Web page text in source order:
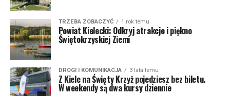
TRZEBA ZOBACZYĆ 1 rok temu
Powiat Kielecki: Odkryj atrakcje i piękno
Świętokrzyskiej Ziemi
DROGI I KOMUNIKACJA 3 lata temu
Z Kielc na Święty Krzyż pojedziesz bez biletu.
W weekendy są dwa kursy dziennie